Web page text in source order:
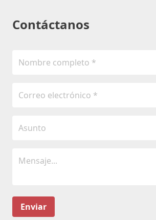
Contáctanos
Enviar